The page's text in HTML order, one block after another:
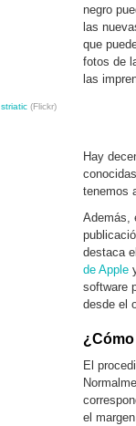
negro
las
que
fotos de
las
striatic (Flickr)
Hay
tenemos
Además,
destaca
de Apple
software
desde el
El
el